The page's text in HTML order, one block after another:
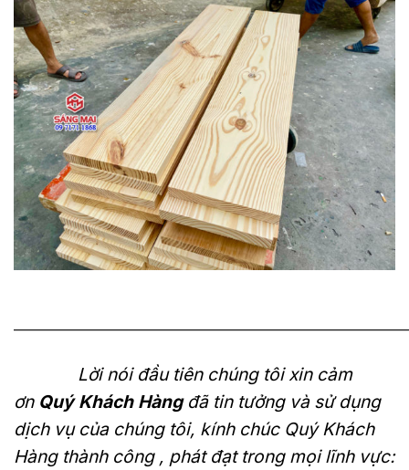
Lời nói đầu tiên chúng tôi xin cảm
ơn Quý Khách Hàngđã tin tưởng và sử dụng
dịch vụ của chúng tôi, kính chúc Quý Khách
Hàng thành công , phát đạt trong mọi lĩnh vực: